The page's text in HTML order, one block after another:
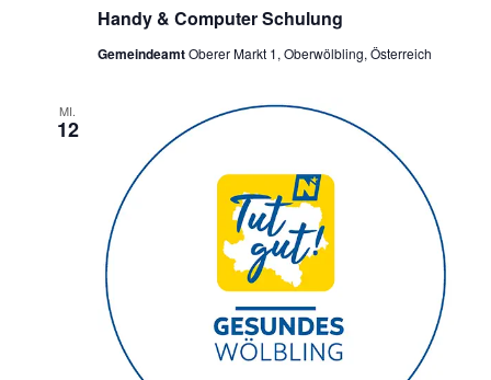
Handy & Computer Schulung
GemeindeamtOberer Markt 1, Oberwölbling, Österreich
MI.
12